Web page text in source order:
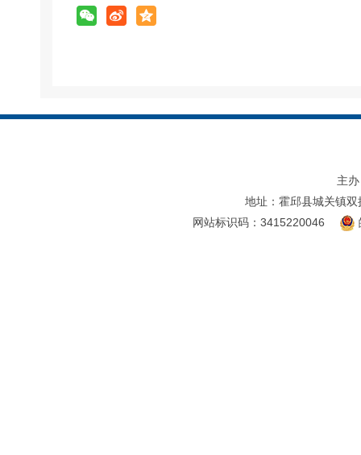
主
地址：霍邱县城关镇双
网站标识码：3415220046